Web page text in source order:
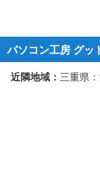
パソコン工房 グッ
近隣地域： 三重県